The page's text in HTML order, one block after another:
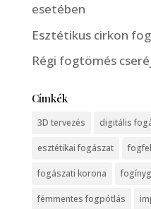
esetében
Esztétikus cirkon
Régi fogtömés
Címkék
3D tervezés digitális
esztétikai fogászat
fogászati korona
fémmentes fogpótlás